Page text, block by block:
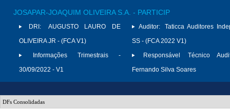
JOSAPAR-JOAQUIM OLIVEIRA S.A. - PARTICIP
DRI:
AUGUSTO LAURO DE
OLIVEIRA JR - (FCA V1)
Informações Trimestrais -
30/09/2022 - V1
Auditor:
Taticca Auditores
SS - (FCA 2022 V1)
Responsável Técnico
Fernando Silva Soares